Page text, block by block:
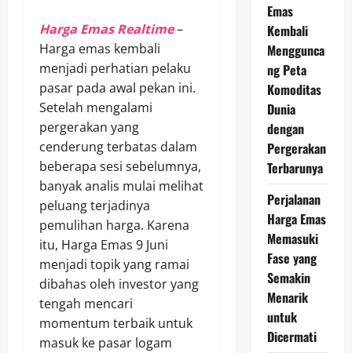
Harga Emas Realtime–
Harga emas kembali
menjadi perhatian pelaku
pasar pada awal pekan ini.
Setelah mengalami
pergerakan yang
cenderung terbatas dalam
beberapa sesi sebelumnya,
banyak analis mulai melihat
peluang terjadinya
pemulihan harga. Karena
itu, Harga Emas 9 Juni
menjadi topik yang ramai
dibahas oleh investor yang
tengah mencari
momentum terbaik untuk
masuk ke pasar logam
Emas
Kembali
Menggunca
ng Peta
Komoditas
Dunia
dengan
Pergerakan
Terbarunya
Perjalanan
Harga Emas
Memasuki
Fase yang
Semakin
Menarik
untuk
Dicermati